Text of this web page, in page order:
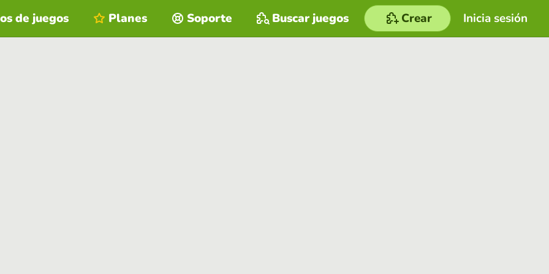
Inicia sesión
de juegos Planes Soporte Buscar juegos Crear